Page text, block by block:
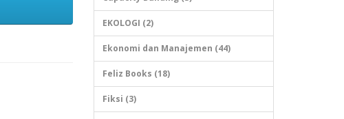
EKOLOGI (2)
Ekonomi dan Manajemen (44)
Feliz Books (18)
Fiksi (3)